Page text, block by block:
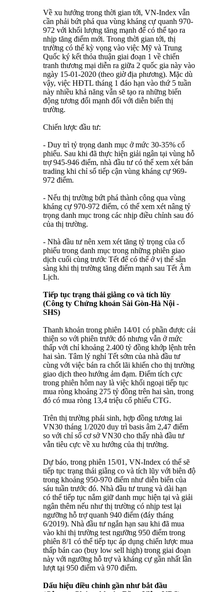
Về xu hướng trong thời gian tới, VN-Index vẫn
cần phải bứt phá qua vùng kháng cự quanh 970-
972 với khối lượng tăng mạnh để có thể tạo ra
nhịp tăng điểm mới. Trong thời gian tới, thị
trường có thể kỳ vọng vào việc Mỹ và Trung
Quốc ký kết thỏa thuận giai đoạn 1 về chiến
tranh thương mại diễn ra giữa 2 quốc gia này vào
ngày 15-01-2020 (theo giờ địa phương). Mặc dù
vậy, việc HĐTL tháng 1 đáo hạn vào thứ 5 tuần
này nhiều khả năng vẫn sẽ tạo ra những biến
động tương đối mạnh đối với diễn biến thị
trường.
Chiến lược đầu tư:
- Duy trì tỷ trọng danh mục ở mức 30-35% cổ
phiếu. Sau khi đã thực hiện giải ngân tại vùng hỗ
trợ 945-946 điểm, nhà đầu tư có thể xem xét bán
trading khi chỉ số tiếp cận vùng kháng cự 969-
972 điểm.
- Nếu thị trường bứt phá thành công qua vùng
kháng cự 970-972 điểm, có thể xem xét nâng tỷ
trọng danh mục trong các nhịp điều chỉnh sau đó
của thị trường.
- Nhà đầu tư nên xem xét tăng tỷ trọng của cổ
phiếu trong danh mục trong những phiên giao
dịch cuối cùng trước Tết để có thể ở vị thế sẵn
sàng khi thị trường tăng điểm mạnh sau Tết Âm
Lịch.
Tiếp tục trạng thái giằng co và tích lũy
(Công ty Chứng khoán Sài Gòn-Hà Nội -
SHS)
Thanh khoản trong phiên 14/01 có phần được cải
thiện so với phiên trước đó nhưng vẫn ở mức
thấp với chỉ khoảng 2.400 tỷ đồng khớp lệnh trên
hai sàn. Tâm lý nghỉ Tết sớm của nhà đầu tư
cùng với việc bán ra chốt lãi khiến cho thị trường
giao dịch theo hướng ảm đạm. Điểm tích cực
trong phiên hôm nay là việc khối ngoại tiếp tục
mua ròng khoảng 275 tỷ đồng trên hai sàn, trong
đó có mua ròng 13,4 triệu cổ phiếu CTG.
Trên thị trường phái sinh, hợp đồng tương lai
VN30 tháng 1/2020 duy trì basis âm 2,47 điểm
so với chỉ số cơ sở VN30 cho thấy nhà đầu tư
vẫn tiêu cực về xu hướng của thị trường.
Dự báo, trong phiên 15/01, VN-Index có thể sẽ
tiếp tục trạng thái giằng co và tích lũy với biên độ
trong khoảng 950-970 điểm như diễn biến của
sáu tuần trước đó. Nhà đầu tư trung và dài hạn
có thể tiếp tục nắm giữ danh mục hiện tại và giải
ngân thêm nếu như thị trường có nhịp test lại
ngưỡng hỗ trợ quanh 940 điểm (đáy tháng
6/2019). Nhà đầu tư ngắn hạn sau khi đã mua
vào khi thị trường test ngưỡng 950 điểm trong
phiên 8/1 có thể tiếp tục áp dụng chiến lược mua
thấp bán cao (buy low sell high) trong giai đoạn
này với ngưỡng hỗ trợ và kháng cự gần nhất lần
lượt tại 950 điểm và 970 điểm.
Dấu hiệu điều chỉnh gần như bắt đầu